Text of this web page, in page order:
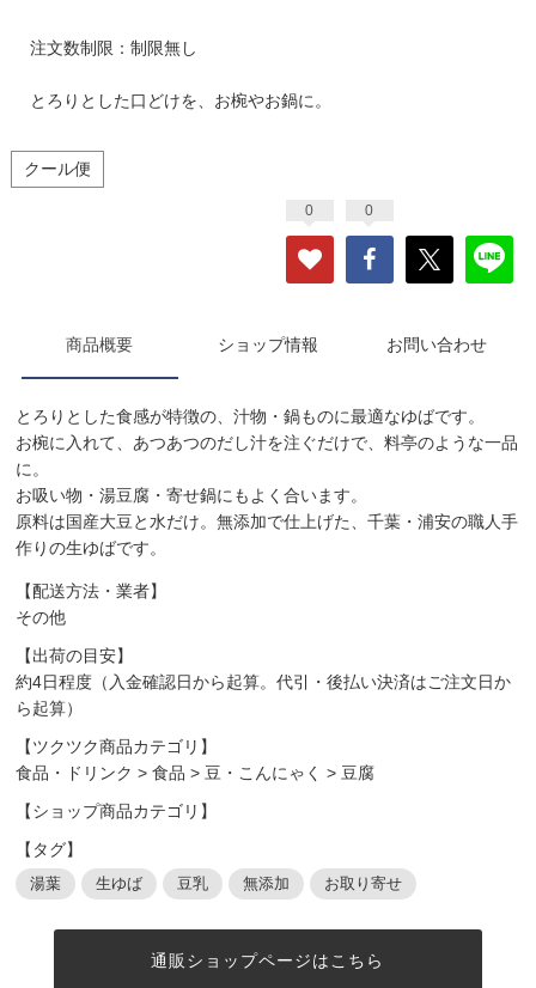
注文数制限：制限無し
とろりとした口どけを、お椀やお鍋に。
クール便
0 0
商品概要 ショップ情報 お問い合わせ
とろりとした食感が特徴の、汁物・鍋ものに最適なゆばです。
お椀に入れて、あつあつのだし汁を注ぐだけで、料亭のような一品
に。
お吸い物・湯豆腐・寄せ鍋にもよく合います。
原料は国産大豆と水だけ。無添加で仕上げた、千葉・浦安の職人手
作りの生ゆばです。
【配送方法・業者】
その他
【出荷の目安】
約4日程度（入金確認日から起算。代引・後払い決済はご注文日か
ら起算）
【ツクツク商品カテゴリ】
食品・ドリンク >食品 > 豆・こんにゃく > 豆腐
【ショップ商品カテゴリ】
【タグ】
湯葉 生ゆば 豆乳 無添加 お取り寄せ
通販ショップページはこちら